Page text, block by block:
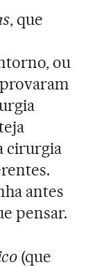
, que
ou
cirurgia
antes
pensar.
(que